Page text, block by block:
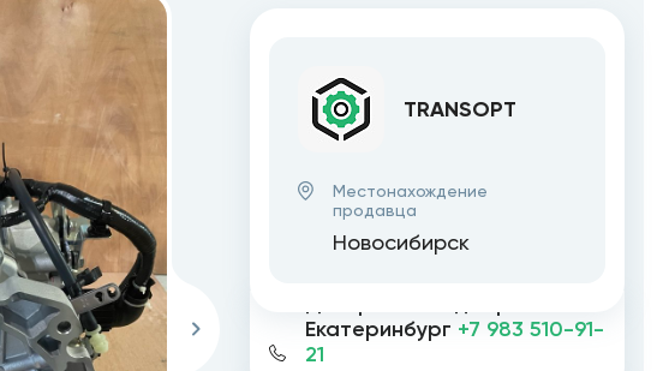
Екатеринбург +7 983 510-91-
21
TRANSOPT
Местонахождение
продавца
Новосибирск